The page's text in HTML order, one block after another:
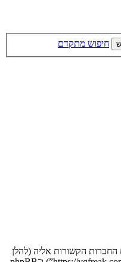
חיפוש מתקדם
החברות הקשורות אליה (להלן